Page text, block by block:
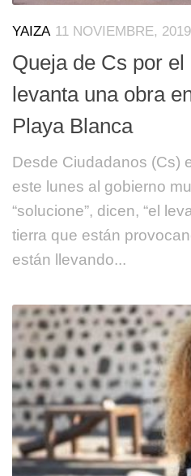
YAIZA 11 NOVIEMBRE, 2019
Queja de Cs por el
levanta una obra
Playa Blanca
Desde Ciudadanos (Cs)
este lunes al gobierno
“solucione”, dicen, “el
tierra que están
están llevando...